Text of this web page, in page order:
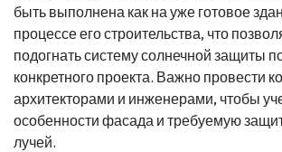
быть выполнена как на уже готовое
процессе его строительства, что
подогнать систему солнечной защиты
конкретного проекта. Важно провести
архитекторами и инженерами, чтобы
особенности фасада и требуемую
лучей.